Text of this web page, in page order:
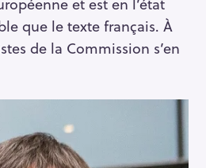
que le texte français. À
de la Commission s’en